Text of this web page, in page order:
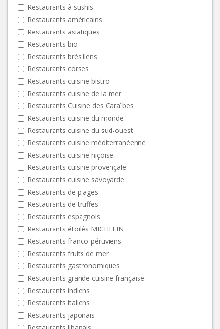
Restaurants à sushis
Restaurants américains
Restaurants asiatiques
Restaurants bio
Restaurants brésiliens
Restaurants corses
Restaurants cuisine bistro
Restaurants cuisine de la mer
Restaurants Cuisine des Caraïbes
Restaurants cuisine du monde
Restaurants cuisine du sud-ouest
Restaurants cuisine méditerranéenne
Restaurants cuisine niçoise
Restaurants cuisine provençale
Restaurants cuisine savoyarde
Restaurants de plages
Restaurants de truffes
Restaurants espagnols
Restaurants étoilés MICHELIN
Restaurants franco-péruviens
Restaurants fruits de mer
Restaurants gastronomiques
Restaurants grande cuisine française
Restaurants indiens
Restaurants italiens
Restaurants japonais